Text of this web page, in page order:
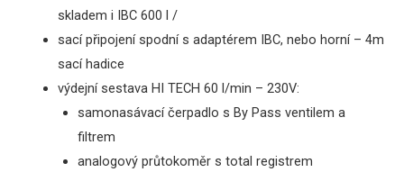
skladem i IBC 600 l /
sací připojení spodní s adaptérem IBC, nebo horní – 4m
sací hadice
výdejní sestava HI TECH 60 l/min – 230V:
samonasávací čerpadlo s By Pass ventilem a
filtrem
analogový průtokoměr s total registrem